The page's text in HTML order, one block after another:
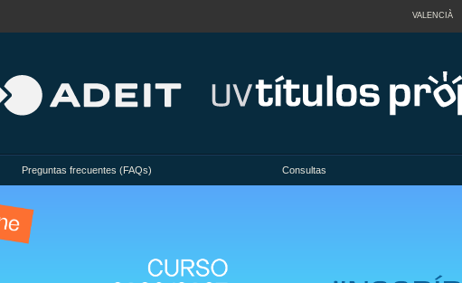
VALENCIÀ
Preguntas frecuentes (FAQs) Consultas